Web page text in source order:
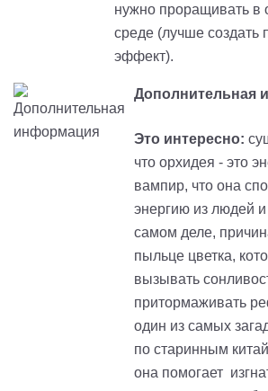
нужно проращивать в
среде (лучше создать
эффект).
Дополнительная
Это интересно:
что орхидея - это
вампир, что она
энергию из людей
самом деле,
пыльце цветка,
вызывать
притормаживать
один из самых
по старинным
она помогает